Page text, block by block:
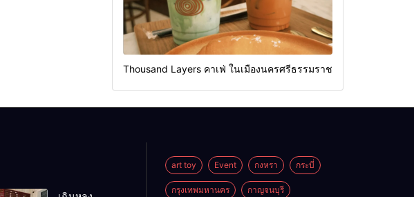
Thousand Layers คาเฟ่ ในเมืองนครศรีธรรมราช
art toy Event กงหรา กระบี่
กรุงเทพมหานคร กาญจนบุรี